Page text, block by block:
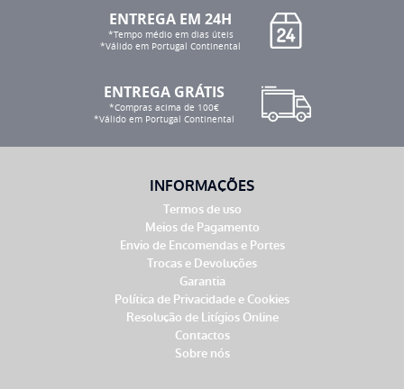
ENTREGA EM 24H
*Tempo médio em dias úteis
*Válido em Portugal Continental
ENTREGA GRÁTIS
*Compras acima de 100€
*Válido em Portugal Continental
INFORMAÇÕES
Termos de uso
Meios de Pagamento
Envio de Encomendas e Portes
Trocas e Devoluções
Garantia
Política de Privacidade e Cookies
Resolução de Litígios Online
Contactos
Sobre nós